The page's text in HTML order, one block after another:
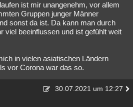
Gruppen Gaming Filme
English
Alle Neue Geschlossen
ist mir unangenehm, vor allem
Gruppen junger Männer
sonst da ist. Da kann man durch
viel beeinflussen und ist gefühlt weit
in vielen asiatischen Ländern
vor Corona war das so.
30.07.2021 um 12:27